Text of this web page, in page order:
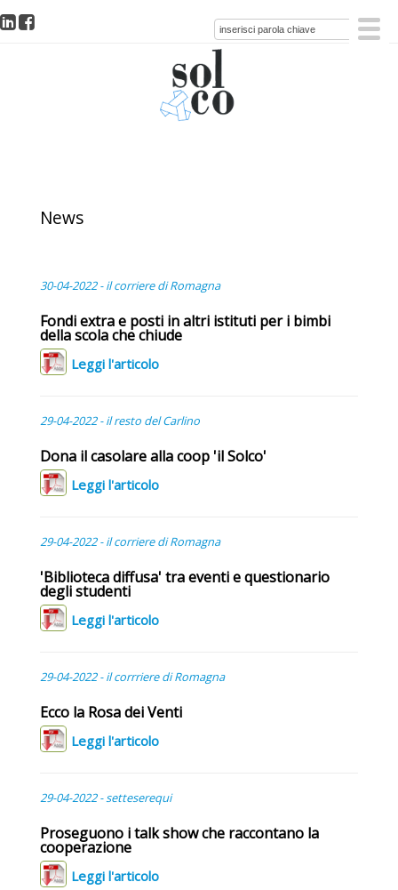
News
30-04-2022 - il corriere di Romagna
Fondi extra e posti in altri istituti per i bimbi
della scola che chiude
Leggi l'articolo
29-04-2022 - il resto del Carlino
Dona il casolare alla coop 'il Solco'
Leggi l'articolo
29-04-2022 - il corriere di Romagna
'Biblioteca diffusa' tra eventi e questionario
degli studenti
Leggi l'articolo
29-04-2022 - il corrriere di Romagna
Ecco la Rosa dei Venti
Leggi l'articolo
29-04-2022 - setteserequi
Proseguono i talk show che raccontano la
cooperazione
Leggi l'articolo